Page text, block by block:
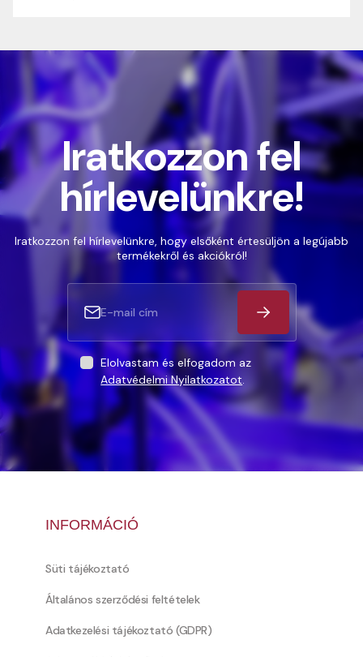
Iratkozzon fel
hírlevelünkre!
Iratkozzon fel hírlevelünkre, hogy elsőként értesüljön a legújabb
termékekről és akciókról!
Elolvastam és elfogadom az
Adatvédelmi Nyilatkozatot.
INFORMÁCIÓ
Süti tájékoztató
Általános szerződési feltételek
Adatkezelési tájékoztató (GDPR)